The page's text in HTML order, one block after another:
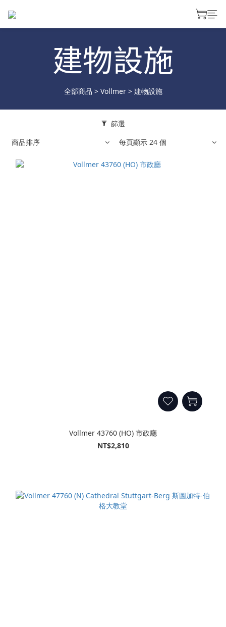
建物設施
全部商品 > Vollmer> 建物設施
篩選
商品排序
每頁顯示 24 個
Vollmer 43760 (HO) 市政廳
NT$2,810